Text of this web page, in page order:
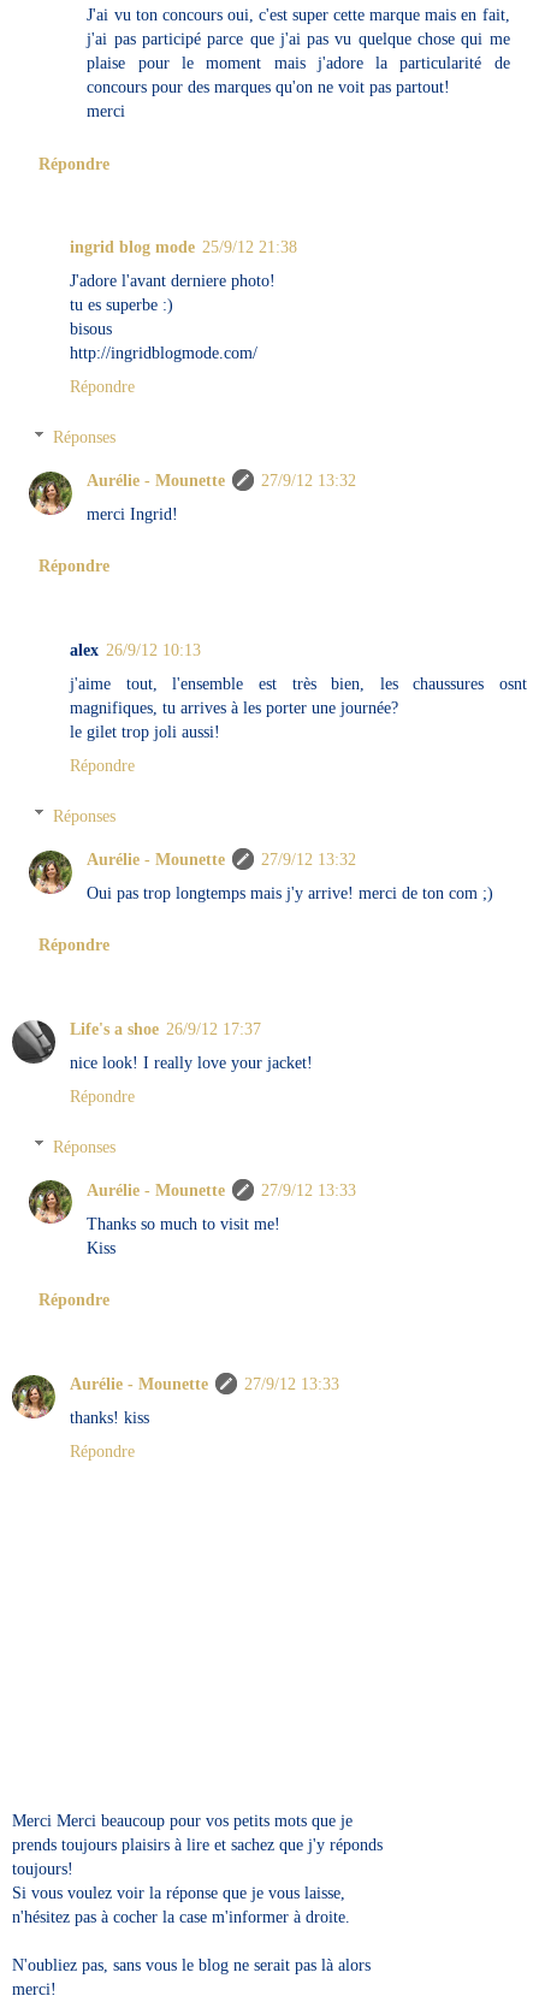
J'ai vu ton concours oui, c'est super cette marque mais en fait,
j'ai pas participé parce que j'ai pas vu quelque chose qui me
plaise pour le moment mais j'adore la particularité de
concours pour des marques qu'on ne voit pas partout!
merci
Répondre
ingrid blog mode 25/9/12 21:38
J'adore l'avant derniere photo!
tu es superbe :)
bisous
http://ingridblogmode.com/
Répondre
Réponses
Aurélie - Mounette
27/9/12 13:32
merci Ingrid!
Répondre
alex 26/9/12 10:13
j'aime tout, l'ensemble est très bien, les chaussures osnt
magnifiques, tu arrives à les porter une journée?
le gilet trop joli aussi!
Répondre
Réponses
Aurélie - Mounette
27/9/12 13:32
Oui pas trop longtemps mais j'y arrive! merci de ton com ;)
Répondre
Life's a shoe 26/9/12 17:37
nice look! I really love your jacket!
Répondre
Réponses
Aurélie - Mounette
27/9/12 13:33
Thanks so much to visit me!
Kiss
Répondre
Aurélie - Mounette
27/9/12 13:33
thanks! kiss
Répondre
Merci Merci beaucoup pour vos petits mots que je
prends toujours plaisirs à lire et sachez que j'y réponds
toujours!
Si vous voulez voir la réponse que je vous laisse,
n'hésitez pas à cocher la case m'informer à droite.
N'oubliez pas, sans vous le blog ne serait pas là alors
merci!